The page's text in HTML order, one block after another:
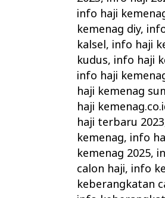
info haji
kemenag diy,
kalsel, info haji
kudus, info haji
info haji
haji kemenag
haji
haji terbaru 2023
kemenag, info
kemenag 2025,
calon haji, info
keberangkatan